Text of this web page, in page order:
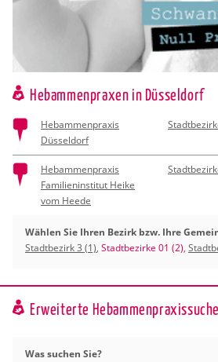
Hebammenpraxen in Düsseldorf
Hebammenpraxis
Düsseldorf
Hebammenpraxis
Familieninstitut Heike
vom Heede
Wählen Sie Ihren Bezirk bzw. Ihre
Stadtbezirk 3 (1), Stadtbezirke 01 (2),
Erweiterte Hebammenpraxissuche
Was su­chen Sie?